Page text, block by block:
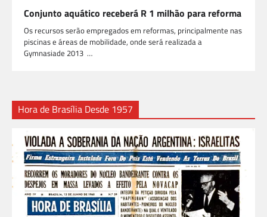
Conjunto aquático receberá R 1 milhão para reforma
Os recursos serão empregados em reformas, principalmente nas
piscinas e áreas de mobilidade, onde será realizada a
Gymnasiade 2013 …
Hora de Brasília Desde 1957